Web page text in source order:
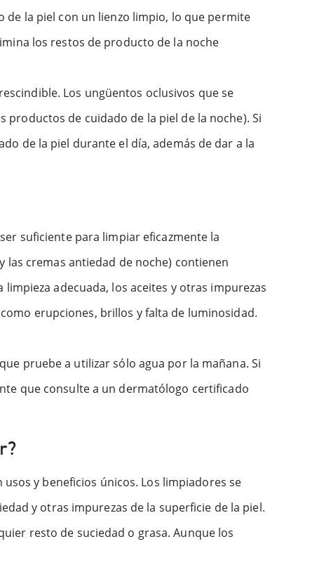
de la piel con un lienzo limpio, lo que permite
los restos de producto de la noche
Los ungüentos oclusivos que se
de cuidado de la piel de la noche). Si
de la piel durante el día, además de dar a la
suficiente para limpiar eficazmente la
cremas antiedad de noche) contienen
adecuada, los aceites y otras impurezas
erupciones, brillos y falta de luminosidad.
pruebe a utilizar sólo agua por la mañana. Si
que consulte a un dermatólogo certificado
y beneficios únicos. Los limpiadores se
y otras impurezas de la superficie de la piel.
resto de suciedad o grasa. Aunque los